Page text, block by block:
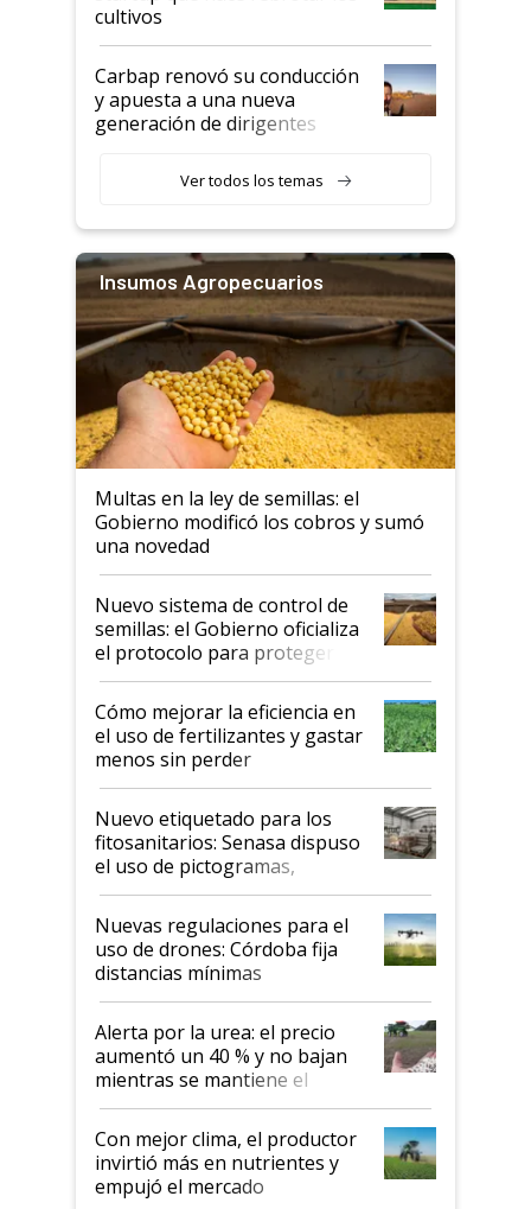
cultivos
Carbap renovó su conducción
y apuesta a una nueva
generación de dirigentes
Ver todos los temas
Insumos Agropecuarios
Multas en la ley de semillas: el
Gobierno modificó los cobros y sumó
una novedad
Nuevo sistema de control de
semillas: el Gobierno oficializa
el protocolo para proteger la
propiedad intelectual
Cómo mejorar la eficiencia en
el uso de fertilizantes y gastar
menos sin perder
productividad en la campaña
fina
Nuevo etiquetado para los
fitosanitarios: Senasa dispuso
el uso de pictogramas,
palabras de advertencia e
indicaciones
Nuevas regulaciones para el
uso de drones: Córdoba fija
distancias mínimas
Alerta por la urea: el precio
aumentó un 40 % y no bajan
mientras se mantiene el
conflicto en Medio Oriente
Con mejor clima, el productor
invirtió más en nutrientes y
empujó el mercado